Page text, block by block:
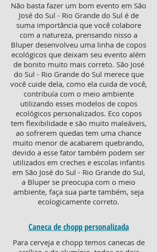
Não basta fazer um bom evento em São
José do Sul - Rio Grande do Sul é de
suma importância que você colabore
com a natureza, prensando nisso a
Bluper desenvolveu uma linha de copos
ecológicos que deixam seu evento além
de bonito muito mais correto. São José
do Sul - Rio Grande do Sul merece que
você cuide dela, como ela cuida de você,
contribuía com o meio ambiente
utilizando esses modelos de copos
ecológicos personalizados. Eco copos
tem flexibilidade e são muito maleáveis,
ao sofrerem quedas tem uma chance
muito menor de acabarem quebrando,
devido a esse fator também podem ser
utilizados em creches e escolas infantis
em São José do Sul - Rio Grande do Sul,
a Bluper se preocupa com o meio
ambiente, faça sua parte também, seja
ecologicamente correto.
Caneca de chopp personalizada
Para cerveja e chopp temos canecas de